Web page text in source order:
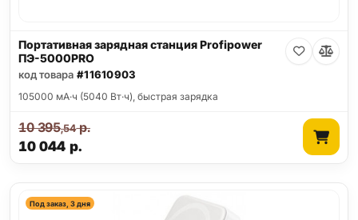
Портативная зарядная станция Profipower
ПЭ-5000PRO
код товара #11610903
105000 мА·ч (5040 Вт·ч), быстрая зарядка
10 044р.
10 395,54р.
Под заказ, 3 дня